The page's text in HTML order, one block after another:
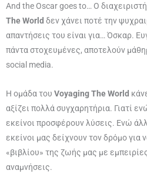
And the Oscar goes to… Ο
The World δεν χάνει ποτέ την
απαντήσεις του είναι για… Όσκαρ.
πάντα στοχευμένες, αποτελούν
social media.
Η ομάδα του Voyaging The World
αξίζει πολλά συγχαρητήρια. Γιατί
εκείνοι προσφέρουν λύσεις. Ενώ
εκείνοι μας δείχνουν τον δρόμο για
«βιβλίου» της ζωής μας με
αναμνήσεις.